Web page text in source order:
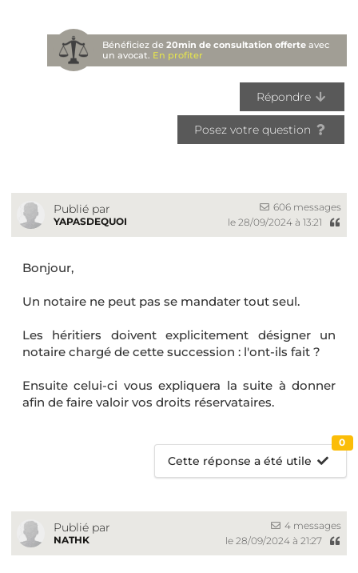
Bénéficiez de20min de consultation offerte avec
un avocat. En profiter
Répondre
Posez votre question
Publié par
YAPASDEQUOI
606 messages
le 28/09/2024 à 13:21
Bonjour,
Un notaire ne peut pas se mandater tout seul.
Les héritiers doivent explicitement désigner un
notaire chargé de cette succession : l'ont-ils fait ?
Ensuite celui-ci vous expliquera la suite à donner
afin de faire valoir vos droits réservataires.
Cette réponse a été utile
0
Publié par
NATHK
4 messages
le 28/09/2024 à 21:27